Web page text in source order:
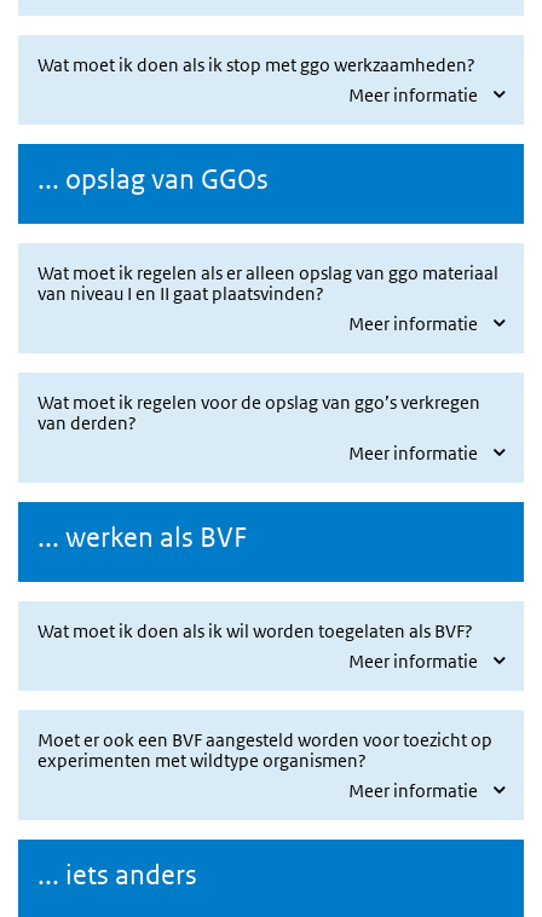
Wat moet ik doen als ik stop met ggo werkzaamheden?
Meer informatie
... opslag van GGOs
Wat moet ik regelen als er alleen opslag van ggo materiaal
van niveau I en II gaat plaatsvinden?
Meer informatie
Wat moet ik regelen voor de opslag van ggo’s verkregen
van derden?
Meer informatie
... werken als BVF
Wat moet ik doen als ik wil worden toegelaten als BVF?
Meer informatie
Moet er ook een BVF aangesteld worden voor toezicht op
experimenten met wildtype organismen?
Meer informatie
... iets anders